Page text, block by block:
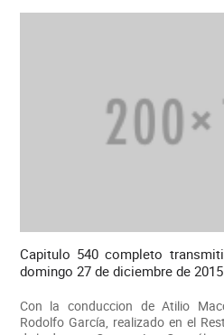
Capitulo 540 completo
domingo 27 de diciembre de 2015.
Con la conduccion de Atilio
Rodolfo García, realizado en el